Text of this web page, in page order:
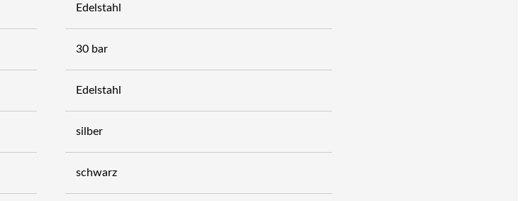
Edelstahl
30 bar
Edelstahl
silber
schwarz